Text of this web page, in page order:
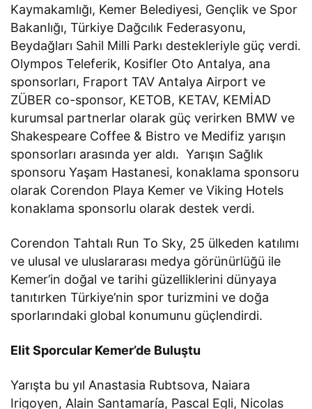
Kaymakamlığı, Kemer Belediyesi, Gençlik ve Spor
Bakanlığı, Türkiye Dağcılık Federasyonu,
Beydağları Sahil Milli Parkı destekleriyle güç verdi.
Olympos Teleferik, Kosifler Oto Antalya, ana
sponsorları, Fraport TAV Antalya Airport ve
ZÜBER co-sponsor, KETOB, KETAV, KEMİAD
kurumsal partnerlar olarak güç verirken BMW ve
Shakespeare Coffee & Bistro ve Medifiz yarışın
sponsorları arasında yer aldı. Yarışın Sağlık
sponsoru Yaşam Hastanesi, konaklama sponsoru
olarak Corendon Playa Kemer ve Viking Hotels
konaklama sponsorlu olarak destek verdi.
Corendon Tahtalı Run To Sky, 25 ülkeden katılımı
ve ulusal ve uluslararası medya görünürlüğü ile
Kemer’in doğal ve tarihi güzelliklerini dünyaya
tanıtırken Türkiye’nin spor turizmini ve doğa
sporlarındaki global konumunu güçlendirdi.
Elit Sporcular Kemer’de Buluştu
Yarışta bu yıl Anastasia Rubtsova, Naiara
Irigoyen, Alain Santamaría, Pascal Egli, Nicolas